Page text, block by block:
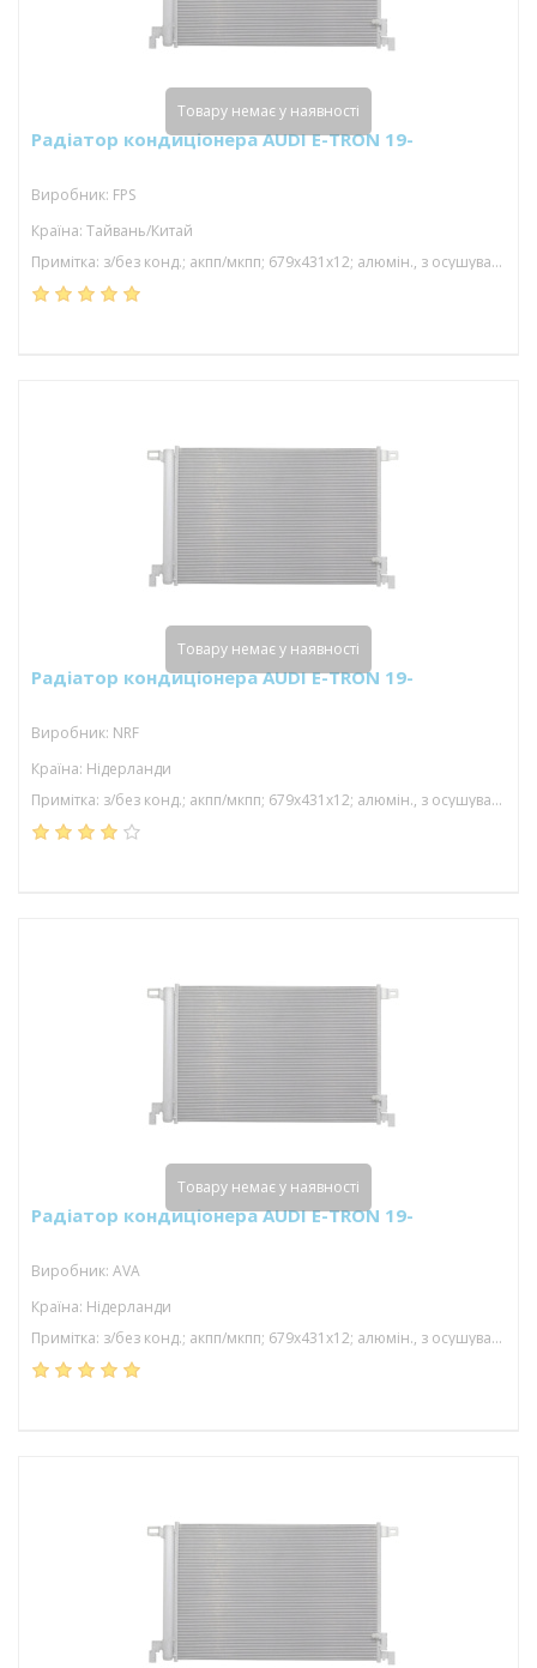
Радіатор кондиціонера AUDI E-TRON 19-
Виробник: FPS
Країна: Тайвань/Китай
Примітка: з/без конд.; акпп/мкпп; 679x431x12; алюмін., з осушувачем; (electric)
Товару немає у наявності
Радіатор кондиціонера AUDI E-TRON 19-
Виробник: NRF
Країна: Нідерланди
Примітка: з/без конд.; акпп/мкпп; 679x431x12; алюмін., з осушувачем; (electric)
Товару немає у наявності
Радіатор кондиціонера AUDI E-TRON 19-
Виробник: AVA
Країна: Нідерланди
Примітка: з/без конд.; акпп/мкпп; 679x431x12; алюмін., з осушувачем; (electric)
Товару немає у наявності